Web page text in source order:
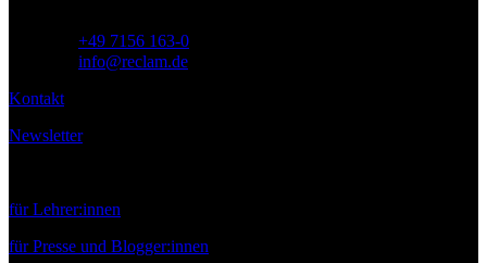
+49 7156 163-0
info@reclam.de
Kontakt
Newsletter
für Lehrer:innen
für Presse und Blogger:innen